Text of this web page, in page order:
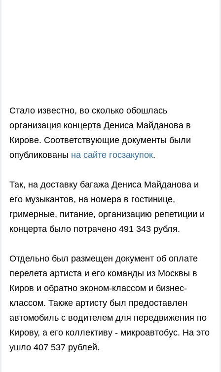
Стало известно, во сколько обошлась
организация концерта Дениса Майданова в
Кирове. Соответствующие документы были
опубликованы на сайте госзакупок.
Так, на доставку багажа Дениса Майданова и
его музыкантов, на номера в гостинице,
гримерные, питание, организацию репетиции и
концерта было потрачено 491 343 рубля.
Отдельно был размещен документ об оплате
перелета артиста и его команды из Москвы в
Киров и обратно эконом-классом и бизнес-
классом. Также артисту был предоставлен
автомобиль с водителем для передвижения по
Кирову, а его коллективу - микроавтобус. На это
ушло 407 537 рублей.